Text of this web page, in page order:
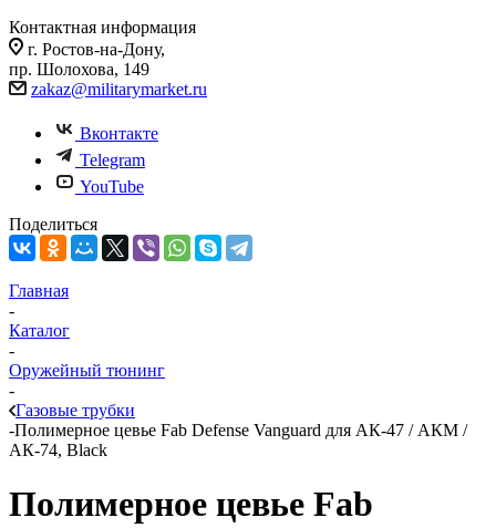
Контактная информация
г. Ростов-на-Дону,
пр. Шолохова, 149
zakaz@militarymarket.ru
Вконтакте
Telegram
YouTube
Поделиться
Главная
-
Каталог
-
Оружейный тюнинг
-
Газовые трубки
-Полимерное цевье Fab Defense Vanguard для АК-47 / АКМ /
АК-74, Black
Полимерное цевье Fab